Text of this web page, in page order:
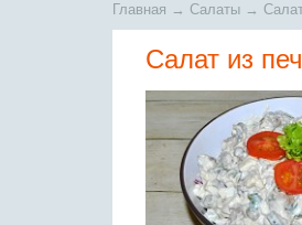
Главная → Салаты →
Салат из